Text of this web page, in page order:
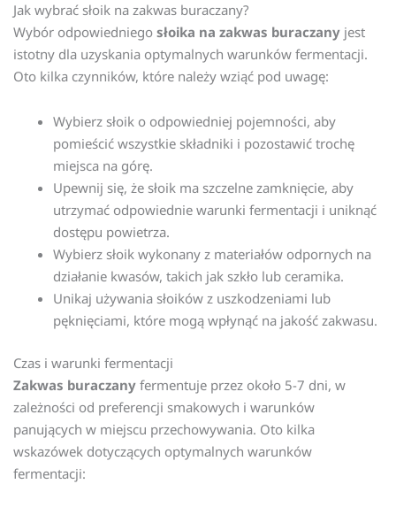
Jak wybrać słoik na zakwas buraczany?
Wybór odpowiedniego słoika na zakwas buraczany jest
istotny dla uzyskania optymalnych warunków fermentacji.
Oto kilka czynników, które należy wziąć pod uwagę:
Wybierz słoik o odpowiedniej pojemności, aby
pomieścić wszystkie składniki i pozostawić trochę
miejsca na górę.
Upewnij się, że słoik ma szczelne zamknięcie, aby
utrzymać odpowiednie warunki fermentacji i uniknąć
dostępu powietrza.
Wybierz słoik wykonany z materiałów odpornych na
działanie kwasów, takich jak szkło lub ceramika.
Unikaj używania słoików z uszkodzeniami lub
pęknięciami, które mogą wpłynąć na jakość zakwasu.
Czas i warunki fermentacji
Zakwas buraczany fermentuje przez około 5-7 dni, w
zależności od preferencji smakowych i warunków
panujących w miejscu przechowywania. Oto kilka
wskazówek dotyczących optymalnych warunków
fermentacji: